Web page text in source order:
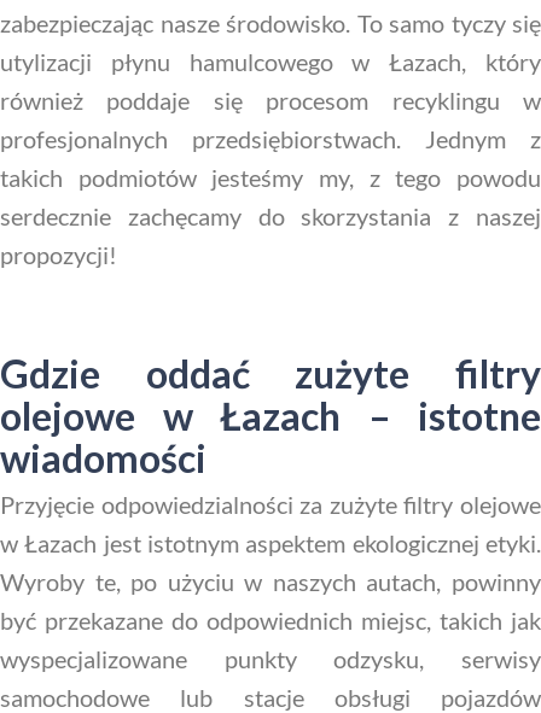
zabezpieczając nasze środowisko. To samo tyczy się
utylizacji płynu hamulcowego w Łazach, który
również poddaje się procesom recyklingu w
profesjonalnych przedsiębiorstwach. Jednym z
takich podmiotów jesteśmy my, z tego powodu
serdecznie zachęcamy do skorzystania z naszej
propozycji!
Gdzie oddać zużyte filtry
olejowe w Łazach – istotne
wiadomości
Przyjęcie odpowiedzialności za zużyte filtry olejowe
w Łazach jest istotnym aspektem ekologicznej etyki.
Wyroby te, po użyciu w naszych autach, powinny
być przekazane do odpowiednich miejsc, takich jak
wyspecjalizowane punkty odzysku, serwisy
samochodowe lub stacje obsługi pojazdów